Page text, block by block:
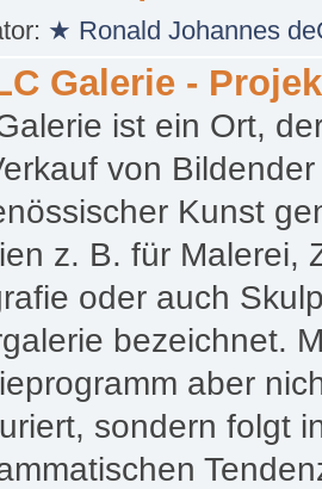
★ Ronald Johannes
Galerie -
ist ein Ort,
von
Kunst
z. B. für Malerei,
oder auch
bezeichnet.
aber
sondern folgt